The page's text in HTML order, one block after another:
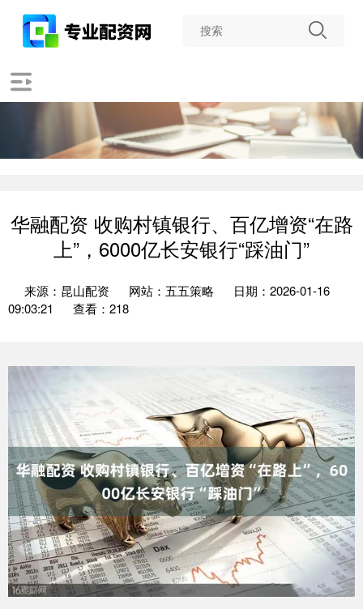
华融配资 收购村镇银行、百亿增资“在路
上”，6000亿长安银行“踩油门”
来源：昆山配资 网站：五五策略
日期：2026-01-16
09:03:21
查看：218